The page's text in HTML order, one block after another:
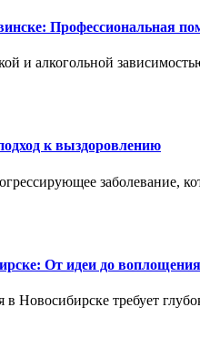
Профессиональная
и алкогольной
к выздоровлению
заболевание,
От идеи до воплощения
в Новосибирске требует